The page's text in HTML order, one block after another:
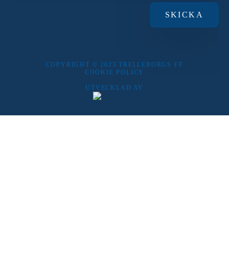
COPYRIGHT © 2023 TRELLEBORGS FF
COOKIE POLICY
UTVECKLAD AV